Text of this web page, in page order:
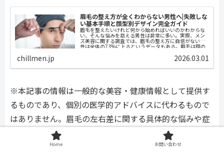
眉毛の整え方が全くわからない男性へ|失敗しな
い基本手順と顔型別デザイン完全ガイド
眉毛を整えたいけれど何から始めればいいのかわからな
い、そんな悩みを抱える男性は非常に多い。実際、メン
ズ美容に関する調査では、眉毛の整え方に自信がない男
性は全体の73%に上るというデータもある。眉毛は顔の
chillmen.jp 2026.03.01
※本記事の情報は一般的な美容・健康情報として提供す
るものであり、個別の医学的アドバイスに代わるもので
はありません。眉毛の左右差に関する具体的な悩みや症
状がある場合は、医療機関や専門のサロンにご相談くだ
さい。アートメイクなどの医療行為は必ず有資格者のい
Home お問い合わせ